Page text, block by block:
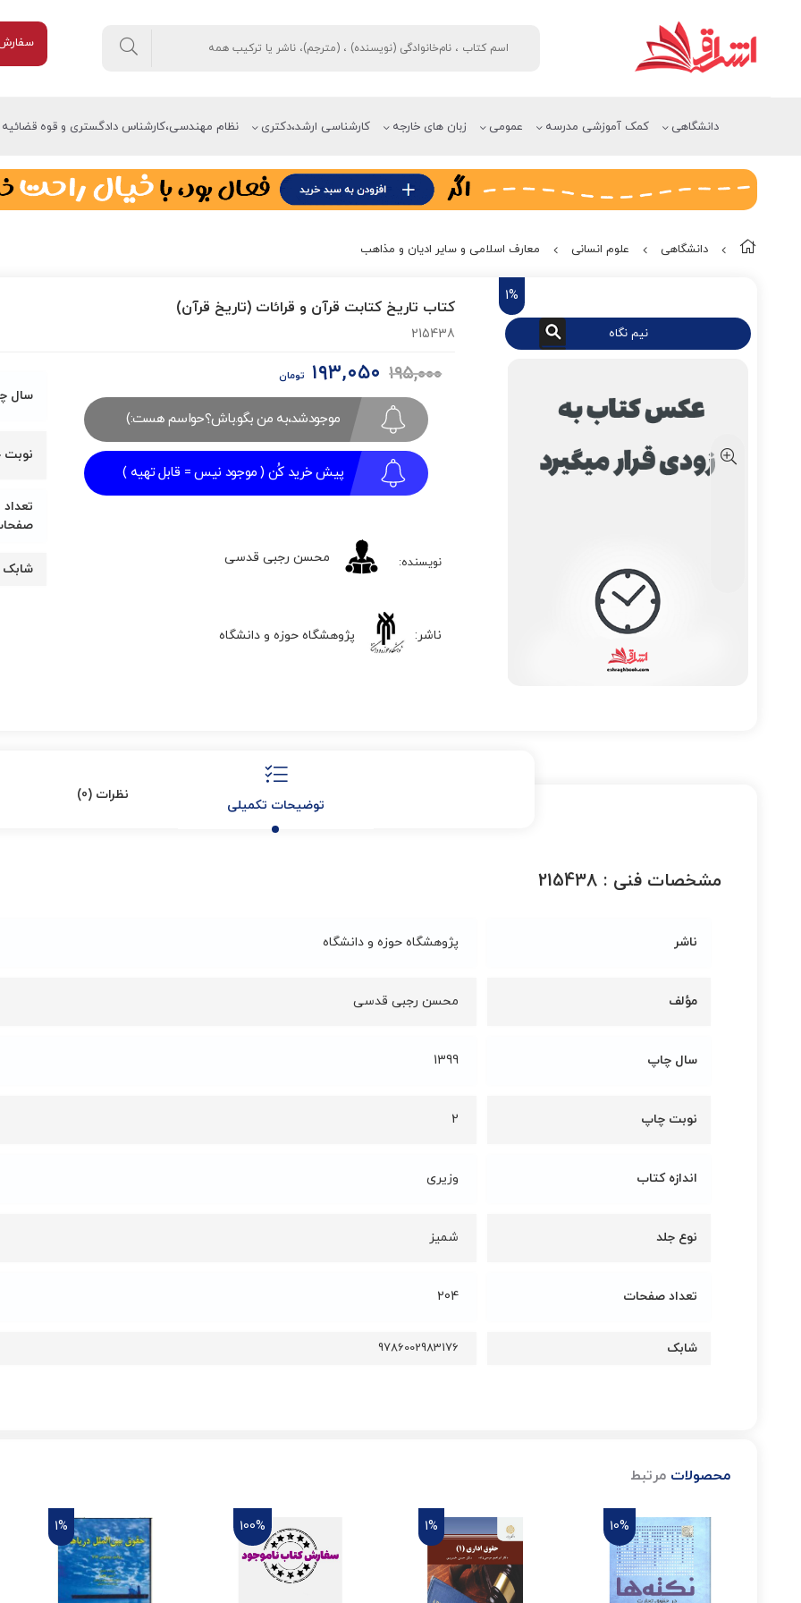
دانشگاهی زبان های خارجه عمومی کارشناسی ارشد،دکتری کمک آموزشی مدرسه نظام مهندسی،کارشناس دادگستری و قوه قضائیه
دانشگاهی علوم انسانی معارف اسلامی و سایر ادیان و مذاهب
نیم نگاه
1%
کتاب تاریخ کتابت قرآن و قرائات (تاریخ قرآن)
215438
۱۹۵,۰۰۰ قیمت
اصلی:
۱۹۵,۰۰۰
تومان
بود.
۱۹۳,۰۵۰ تومانقیمت
فعلی:
۱۹۳,۰۵۰
تومان.
موجودشد،به من بگو.باش؟حواسم هست:)
پیش خرید کُن ( موجود نیس = قابل تهیه )
محسن رجبی قدسی
پژوهشگاه حوزه و دانشگاه
سال
تعداد
شابک
توضیحات تکمیلی
نظرات (0)
مشخصات فنی : 215438
ناشر پژوهشگاه حوزه و دانشگاه
مؤلف محسن رجبی قدسی
سال چاپ 1399
نوبت چاپ 2
اندازه کتاب وزیری
نوع جلد شمیز
تعداد صفحات 204
شابک 9786002983176
محصولات مرتبط
10%
1%
100%
1%